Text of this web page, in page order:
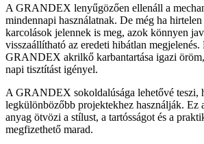
A GRANDEX lenyűgözően ellenáll a
mindennapi használatnak. De még ha
karcolások jelennek is meg, azok könnyen
visszaállítható az eredeti hibátlan megjelenés.
GRANDEX akrilkő karbantartása igazi
napi tisztítást igényel.
A GRANDEX sokoldalúsága lehetővé teszi,
legkülönbözőbb projektekhez használják. Ez
anyag ötvözi a stílust, a tartósságot és a
megfizethető marad.